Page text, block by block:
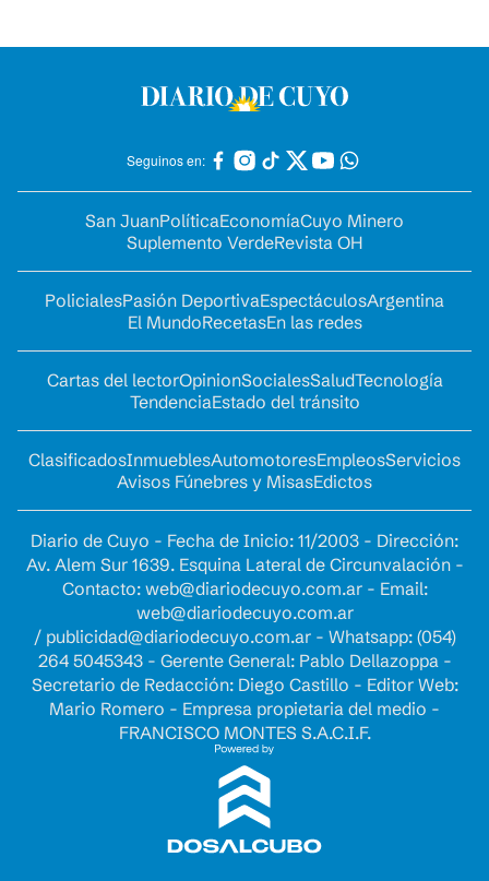
Seguinos en:
San JuanPolíticaEconomíaCuyo Minero
Suplemento VerdeRevista OH
PolicialesPasión DeportivaEspectáculosArgentina
El MundoRecetasEn las redes
Cartas del lectorOpinionSocialesSaludTecnología
TendenciaEstado del tránsito
ClasificadosInmueblesAutomotoresEmpleosServicios
Avisos Fúnebres y MisasEdictos
Diario de Cuyo - Fecha de Inicio: 11/2003 - Dirección:
Av. Alem Sur 1639. Esquina Lateral de Circunvalación -
Contacto: web@diariodecuyo.com.ar- Email:
web@diariodecuyo.com.ar
/ publicidad@diariodecuyo.com.ar- Whatsapp: (054)
264 5045343 - Gerente General: Pablo Dellazoppa -
Secretario de Redacción: Diego Castillo - Editor Web:
Mario Romero - Empresa propietaria del medio -
FRANCISCO MONTES S.A.C.I.F.